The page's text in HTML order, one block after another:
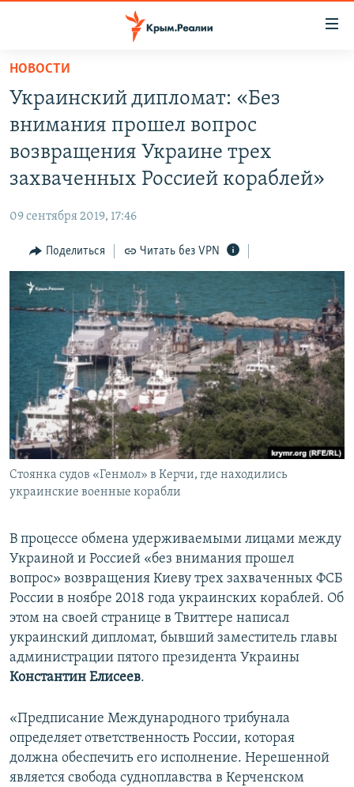
Вернуться
основному
содержанию
главной
Вернутся
поиску
СПЕЦПРОЕКТЫ
КАРТА ВОЕННЫХ ОБЪЕКТОВ КРЫМА
ИНТЕРАКТИВ
ИНФОГРАФИКА
ТЕЛЕПРОЕКТ КРЫМ.РЕАЛИИ
СОВЕТЫ ПРАВОЗАЩИТНИКОВ
ПРОПАВШИЕ БЕЗ ВЕСТИ
ПОБЕДИТЕЛЕЙ НЕ СУДЯТ?
КРЫМ.НЕПОКОРЕННЫЙ
ELIFBE
УКРАИНСКАЯ ПРОБЛЕМА КРЫМА
РАДІО СВОБОДА
КАК ОБОЙТИ БЛОКИРОВКУ
Українською
Qırımtatar
ПРИСОЕДИНЯЙТЕСЬ!
Все сайты RFE/RL
НОВОСТИ
Украинский дипломат: «Без
внимания прошел вопрос
возвращения Украине трех
захваченных Россией кораблей»
09 сентября 2019, 17:46
Поделиться Читать без VPN
Стоянка судов «Генмол» в Керчи, где находились
украинские военные корабли
В процессе обмена удерживаемыми лицами между
Украиной и Россией «без внимания прошел
вопрос» возвращения Киеву трех захваченных ФСБ
России в ноябре 2018 года украинских кораблей. Об
этом на своей странице в Твиттере написал
украинский дипломат, бывший заместитель главы
администрации пятого президента Украины
Константин Елисеев.
«Предписание Международного трибунала
определяет ответственность России, которая
должна обеспечить его исполнение. Нерешенной
является свобода судноплавства в Керченском